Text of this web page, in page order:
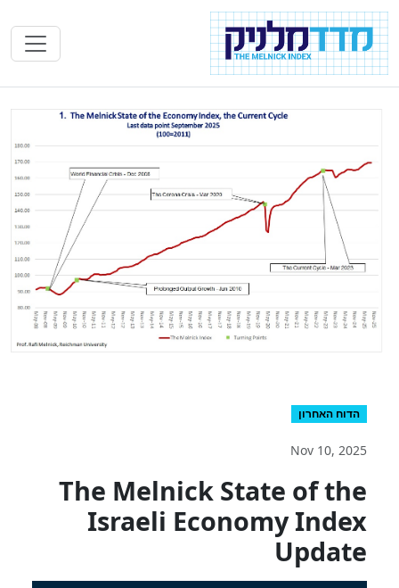
הדוח האחרון
Nov 10, 2025
The Melnick State of the
Israeli Economy Index
Update